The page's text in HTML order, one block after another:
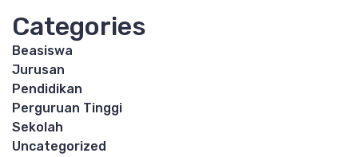
Categories
Beasiswa
Jurusan
Pendidikan
Perguruan Tinggi
Sekolah
Uncategorized